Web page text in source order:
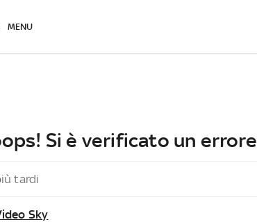
MENU
Si è verificato un errore
tardi
Sky